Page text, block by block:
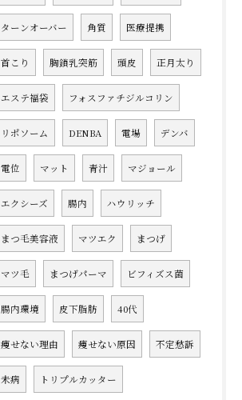
ターンオーバー 角質 医療提携
首こり 胸鎖乳突筋 頭皮 正月太り
エステ福袋 フォスファチジルコリン
リポソーム DENBA 電場 デンバ
電位 マット 青汁 マジョール
エクシーズ 腸内 ハウリッチ
まつ毛美容液 マツエク まつげ
マツ毛 まつげパーマ ビフィズス菌
腸内環境 皮下脂肪 40代
痩せない理由 痩せない原因 不定愁訴
未病 トリプルカッター